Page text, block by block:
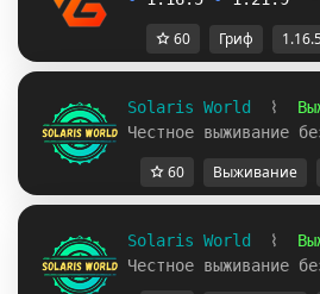
60 Гриф
Solaris World ⌇
Честное выживание
60 Выживание
Solaris World ⌇
Честное выживание